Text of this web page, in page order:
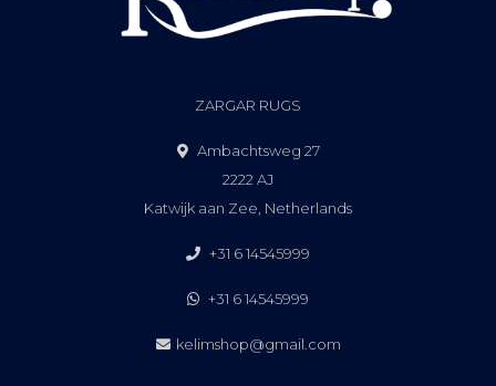
ZARGAR RUGS
Ambachtsweg 27
2222 AJ
Katwijk aan Zee, Netherlands
+31 6 14545999
+31 6 14545999
kelimshop@gmail.com